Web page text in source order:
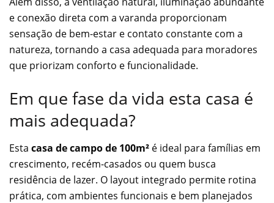
e conexão direta com a varanda proporcionam
sensação de bem-estar e contato constante com a
natureza, tornando a casa adequada para moradores
que priorizam conforto e funcionalidade.
Em que fase da vida esta casa é
mais adequada?
Esta casa de campo de 100m² é ideal para famílias em
crescimento, recém-casados ou quem busca
residência de lazer. O layout integrado permite rotina
prática, com ambientes funcionais e bem planejados